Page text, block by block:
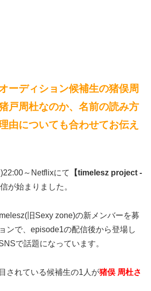
ーディション候補生の猪俣周
戸周杜なのか、名前の読み方
由についても合わせてお伝え
～Netflixにて
【timelesz project -
が始まりました。
旧Sexy zone)の新メンバーを募
ンで、episode1の配信後から登場し
で話題になっています。
されている候補生の1人が猪俣 周杜さ